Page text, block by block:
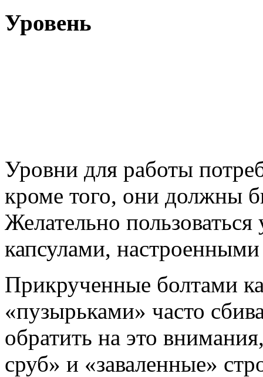
Уровень
Уровни для работы
кроме того, они должны
Желательно
капсулами, настроенными
Прикрученные болтами
«пузырьками» часто
обратить на это
сруб» и «заваленные»